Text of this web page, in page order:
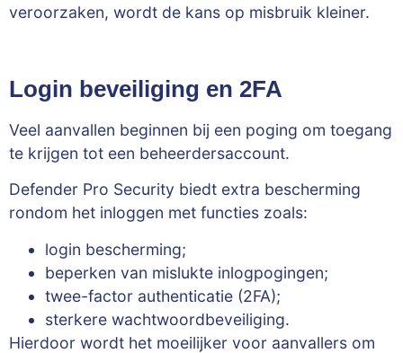
veroorzaken, wordt de kans op misbruik kleiner.
Login beveiliging en 2FA
Veel aanvallen beginnen bij een poging om toegang
te krijgen tot een beheerdersaccount.
Defender Pro Security biedt extra bescherming
rondom het inloggen met functies zoals:
login bescherming;
beperken van mislukte inlogpogingen;
twee-factor authenticatie (2FA);
sterkere wachtwoordbeveiliging.
Hierdoor wordt het moeilijker voor aanvallers om